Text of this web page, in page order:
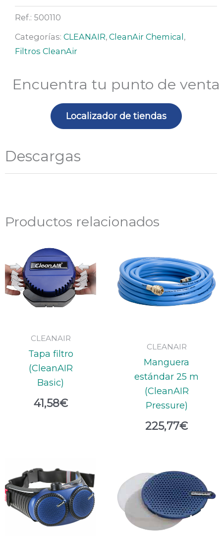
prefiltros
(CleanAIR
Chemical
2F
cantidad
Ref.: 500110
Categorías: CLEANAIR, CleanAir Chemical,
Filtros CleanAir
Encuentra tu punto de venta
Localizador de tiendas
Descargas
Productos relacionados
CLEANAIR
Tapa filtro
(CleanAIR
Basic)
41,58€
CLEANAIR
Manguera
estándar 25 m
(CleanAIR
Pressure)
225,77€